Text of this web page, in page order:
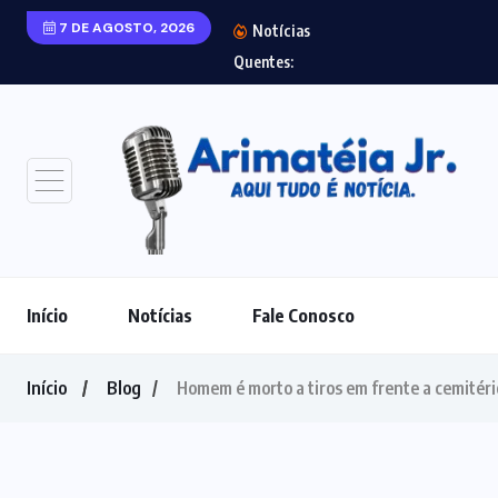
7 DE AGOSTO, 2026
Notícias
Quentes:
Início Notícias Fale Conosco
Início Blog Homem é morto a tiros em frente a